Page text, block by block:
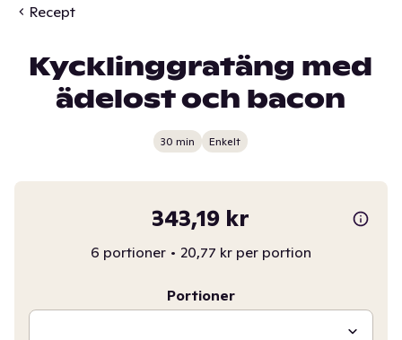
Recept
Kycklinggratäng med
ädelost och bacon
30 min Enkelt
343,19 kr
6 portioner • 20,77 kr per portion
Portioner